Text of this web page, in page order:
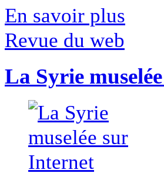
En savoir plus
Revue du web
La Syrie